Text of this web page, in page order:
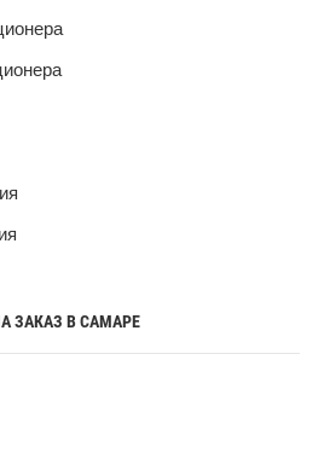
ЗАКАЗ В САМАРЕ